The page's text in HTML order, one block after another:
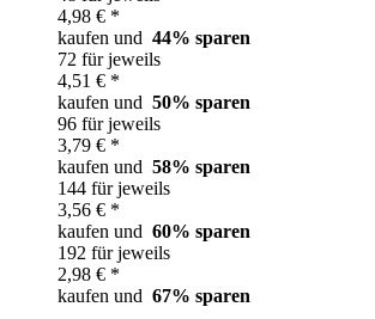
4,98 € *
kaufen und 44% sparen
72 für jeweils
4,51 € *
kaufen und 50% sparen
96 für jeweils
3,79 € *
kaufen und 58% sparen
144 für jeweils
3,56 € *
kaufen und 60% sparen
192 für jeweils
2,98 € *
kaufen und 67% sparen